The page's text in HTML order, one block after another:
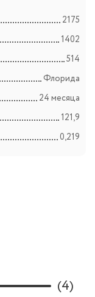
2175
1402
514
Флорида
24 месяца
121,9
0,219
(4)